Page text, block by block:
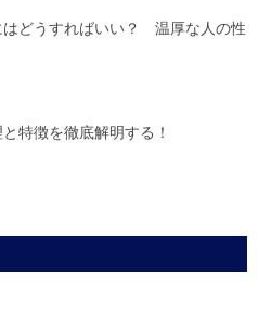
はどうすればいい？ 温厚な人の性
特徴を徹底解明する！